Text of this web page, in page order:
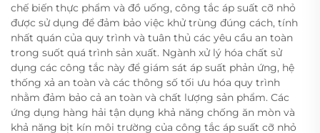
chế biến thực phẩm và đồ uống, công tắc áp suất cỡ nhỏ
được sử dụng để đảm bảo việc khử trùng đúng cách, tính
nhất quán của quy trình và tuân thủ các yêu cầu an toàn
trong suốt quá trình sản xuất. Ngành xử lý hóa chất sử
dụng các công tắc này để giám sát áp suất phản ứng, hệ
thống xả an toàn và các thông số tối ưu hóa quy trình
nhằm đảm bảo cả an toàn và chất lượng sản phẩm. Các
ứng dụng hàng hải tận dụng khả năng chống ăn mòn và
khả năng bịt kín môi trường của công tắc áp suất cỡ nhỏ